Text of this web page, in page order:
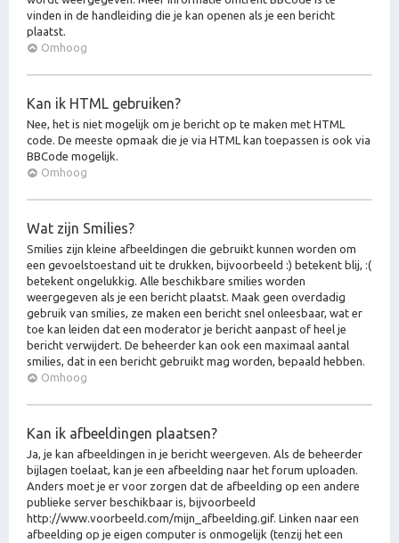
vinden in de handleiding die je kan openen als je een bericht
plaatst.
Omhoog
Kan ik HTML gebruiken?
Nee, het is niet mogelijk om je bericht op te maken met HTML
code. De meeste opmaak die je via HTML kan toepassen is ook via
BBCode mogelijk.
Omhoog
Wat zijn Smilies?
Smilies zijn kleine afbeeldingen die gebruikt kunnen worden om
een gevoelstoestand uit te drukken, bijvoorbeeld :) betekent blij, :(
betekent ongelukkig. Alle beschikbare smilies worden
weergegeven als je een bericht plaatst. Maak geen overdadig
gebruik van smilies, ze maken een bericht snel onleesbaar, wat er
toe kan leiden dat een moderator je bericht aanpast of heel je
bericht verwijdert. De beheerder kan ook een maximaal aantal
smilies, dat in een bericht gebruikt mag worden, bepaald hebben.
Omhoog
Kan ik afbeeldingen plaatsen?
Ja, je kan afbeeldingen in je bericht weergeven. Als de beheerder
bijlagen toelaat, kan je een afbeelding naar het forum uploaden.
Anders moet je er voor zorgen dat de afbeelding op een andere
publieke server beschikbaar is, bijvoorbeeld
http://www.voorbeeld.com/mijn_afbeelding.gif. Linken naar een
afbeelding op je eigen computer is onmogelijk (tenzij het een